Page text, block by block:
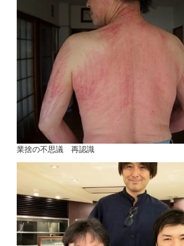
業捨の不思議 再認識